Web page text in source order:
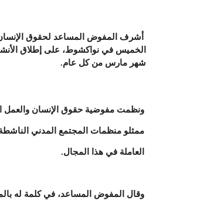
أشرف المفوض المساعد لحقوق الإنسان
الخميس في نواكشوط، على إطلاق
شهر مارس من كل عام.
ونظمت مفوضية حقوق الإنسان والعمل
ممثلو منظمات المجتمع المدني
العاملة في هذا المجال.
وقال المفوض المساعد، في كلمة له